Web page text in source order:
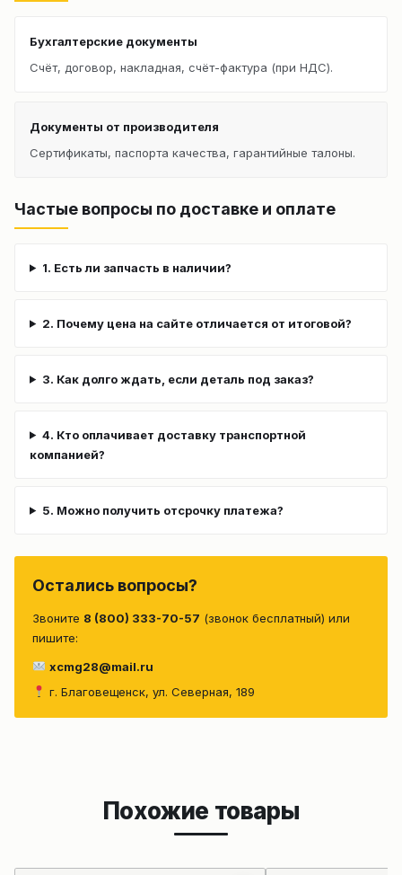
Бухгалтерские документы
Счёт, договор, накладная, счёт-фактура (при НДС).
Документы от производителя
Сертификаты, паспорта качества, гарантийные талоны.
Частые вопросы по доставке и оплате
1. Есть ли запчасть в наличии?
2. Почему цена на сайте отличается от итоговой?
3. Как долго ждать, если деталь под заказ?
4. Кто оплачивает доставку транспортной
компанией?
5. Можно получить отсрочку платежа?
Остались вопросы?
Звоните 8 (800) 333-70-57 (звонок бесплатный) или
пишите:
xcmg28@mail.ru
г. Благовещенск, ул. Северная, 189
Похожие товары